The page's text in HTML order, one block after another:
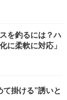
を釣るには？ハ
に柔軟に対応」
て掛ける”誘いと